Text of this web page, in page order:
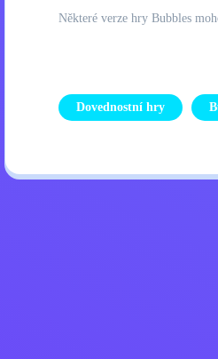
Některé verze hry Bubbles
Dovednostní hry